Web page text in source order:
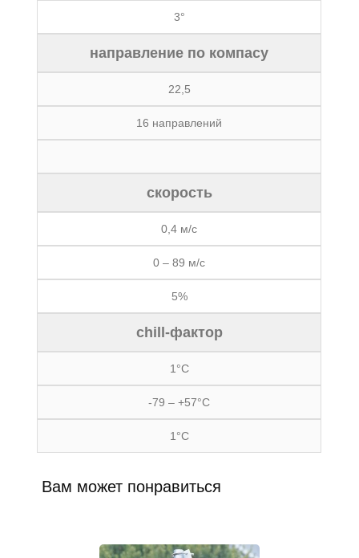
3°
направление по компасу
22,5
16 направлений
скорость
0,4 м/с
0 – 89 м/с
5%
chill-фактор
1°C
-79 – +57°C
1°C
Вам может понравиться